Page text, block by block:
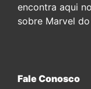
encontra aqui
sobre Marvel do
Fale Conosco